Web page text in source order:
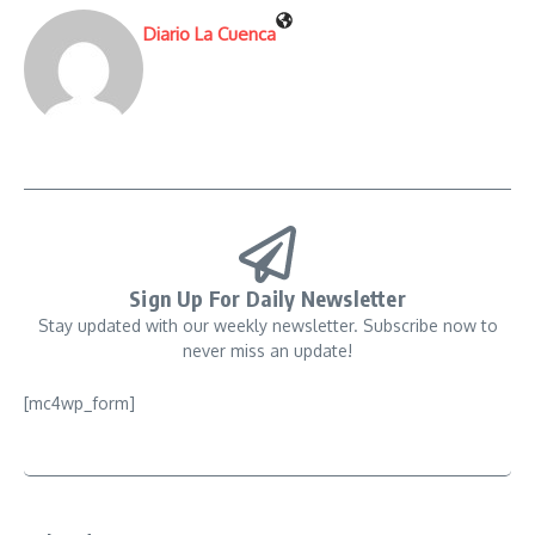
Diario La Cuenca
Sign Up For Daily Newsletter
Stay updated with our weekly newsletter. Subscribe now to
never miss an update!
[mc4wp_form]